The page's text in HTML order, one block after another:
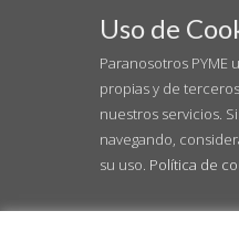
Uso de
Paranosotros PYME
propias y de
nuestros servicios.
navegando,
su uso. Política de